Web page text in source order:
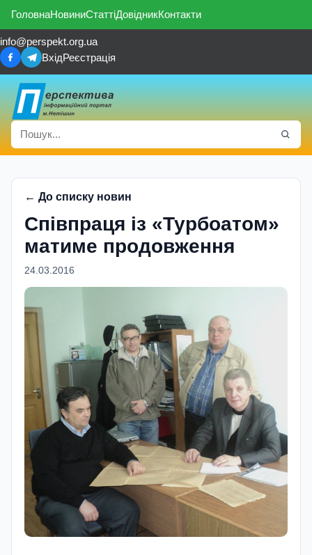
ГоловнаНовиниСтаттіДовідникКонтакти
info@perspekt.org.ua
ВхідРеєстрація
← До списку новин
Спiвпраця iз «Турбоатом»
матиме продовження
24.03.2016